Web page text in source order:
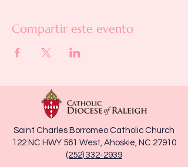
Compartir este evento
Saint Charles Borromeo Catholic Church
122 NC HWY 561 West, Ahoskie, NC 27910
(252) 332-2939